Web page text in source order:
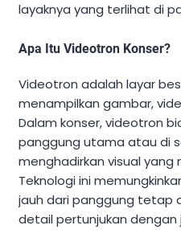
layaknya yang terlihat di
Apa Itu Videotron Konser?
Videotron adalah layar
menampilkan gambar,
Dalam konser, videotron
panggung utama atau di
menghadirkan visual yang
Teknologi ini
jauh dari panggung tetap
detail pertunjukan dengan